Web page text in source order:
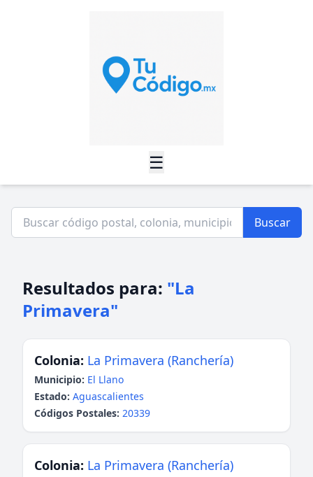
☰
Buscar
Resultados para: "La
Primavera"
Colonia: La Primavera (Ranchería)
Municipio: El Llano
Estado: Aguascalientes
Códigos Postales: 20339
Colonia: La Primavera (Ranchería)